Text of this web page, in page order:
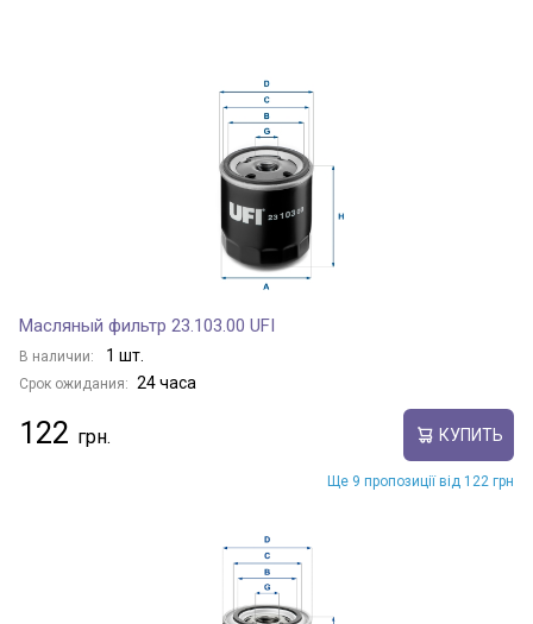
Масляный фильтр 23.103.00 UFI
В наличии: 1 шт.
Срок ожидания: 24 часа
122 КУПИТЬ
Ще 9 пропозиції від 122 грн